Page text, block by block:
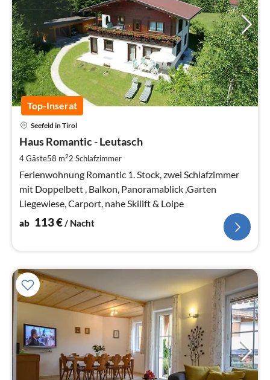
Top-Inserat
Seefeld in Tirol
Haus Romantic - Leutasch
4 Gäste58 m22 Schlafzimmer
Ferienwohnung Romantic 1. Stock, zwei Schlafzimmer
mit Doppelbett , Balkon, Panoramablick ,Garten
Liegewiese, Carport, nahe Skilift & Loipe
ab 113€/ Nacht